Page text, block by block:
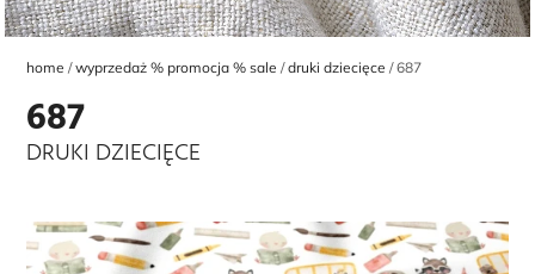
home wyprzedaż % promocja % sale druki dziecięce 687
687
DRUKI DZIECIĘCE